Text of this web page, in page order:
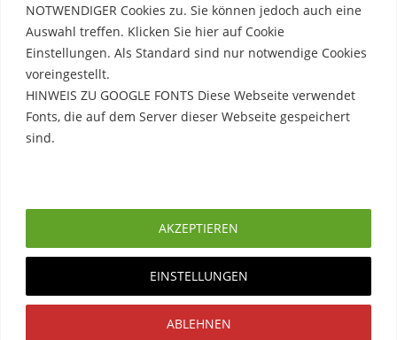
NOTWENDIGER Cookies zu. Sie können jedoch auch eine
Auswahl treffen. Klicken Sie hier auf Cookie
Einstellungen. Als Standard sind nur notwendige Cookies
voreingestellt.
HINWEIS ZU GOOGLE FONTS Diese Webseite verwendet
Fonts, die auf dem Server dieser Webseite gespeichert
sind.
EINSTELLUNGEN
ABLEHNEN
AKZEPTIEREN
Impressum
Datenschutzerklärung
Copyright © 2026. Created byMeks